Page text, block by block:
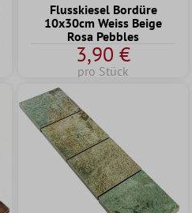
Flusskiesel Bordüre
10x30cm Weiss Beige
Rosa Pebbles
3,90 €
pro Stück